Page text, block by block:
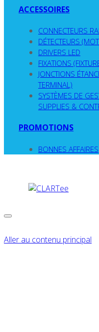
ACCESSOIRES
CONNECTEURS
DÉTECTEURS
DRIVERS LED
FIXATIONS
JONCTIONS
TERMINAL)
SYSTÈMES DE
SUPPLIES &
PROMOTIONS
BONNES AFFAIRES
Aller au contenu principal